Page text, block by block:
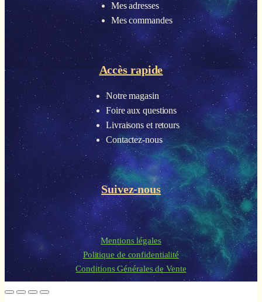
Mes adresses
Mes commandes
Accès rapide
Notre magasin
Foire aux questions
Livraisons et retours
Contactez-nous
Suivez-nous
Mentions légales
Politique de confidentialité
Conditions Générales de Vente